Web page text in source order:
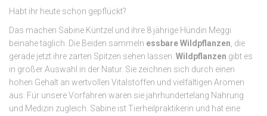
Habt ihr heute schon gepflückt?
Das machen Sabine Küntzel und ihre 8 jährige Hündin Meggi
beinahe täglich. Die Beiden sammeln essbare Wildpflanzen, die
gerade jetzt ihre zarten Spitzen sehen lassen. Wildpflanzen gibt es
in großer Auswahl in der Natur. Sie zeichnen sich durch einen
hohen Gehalt an wertvollen Vitalstoffen und vielfältigen Aromen
aus. Für unsere Vorfahren waren sie jahrhundertelang Nahrung
und Medizin zugleich. Sabine ist Tierheilpraktikerin und hat eine